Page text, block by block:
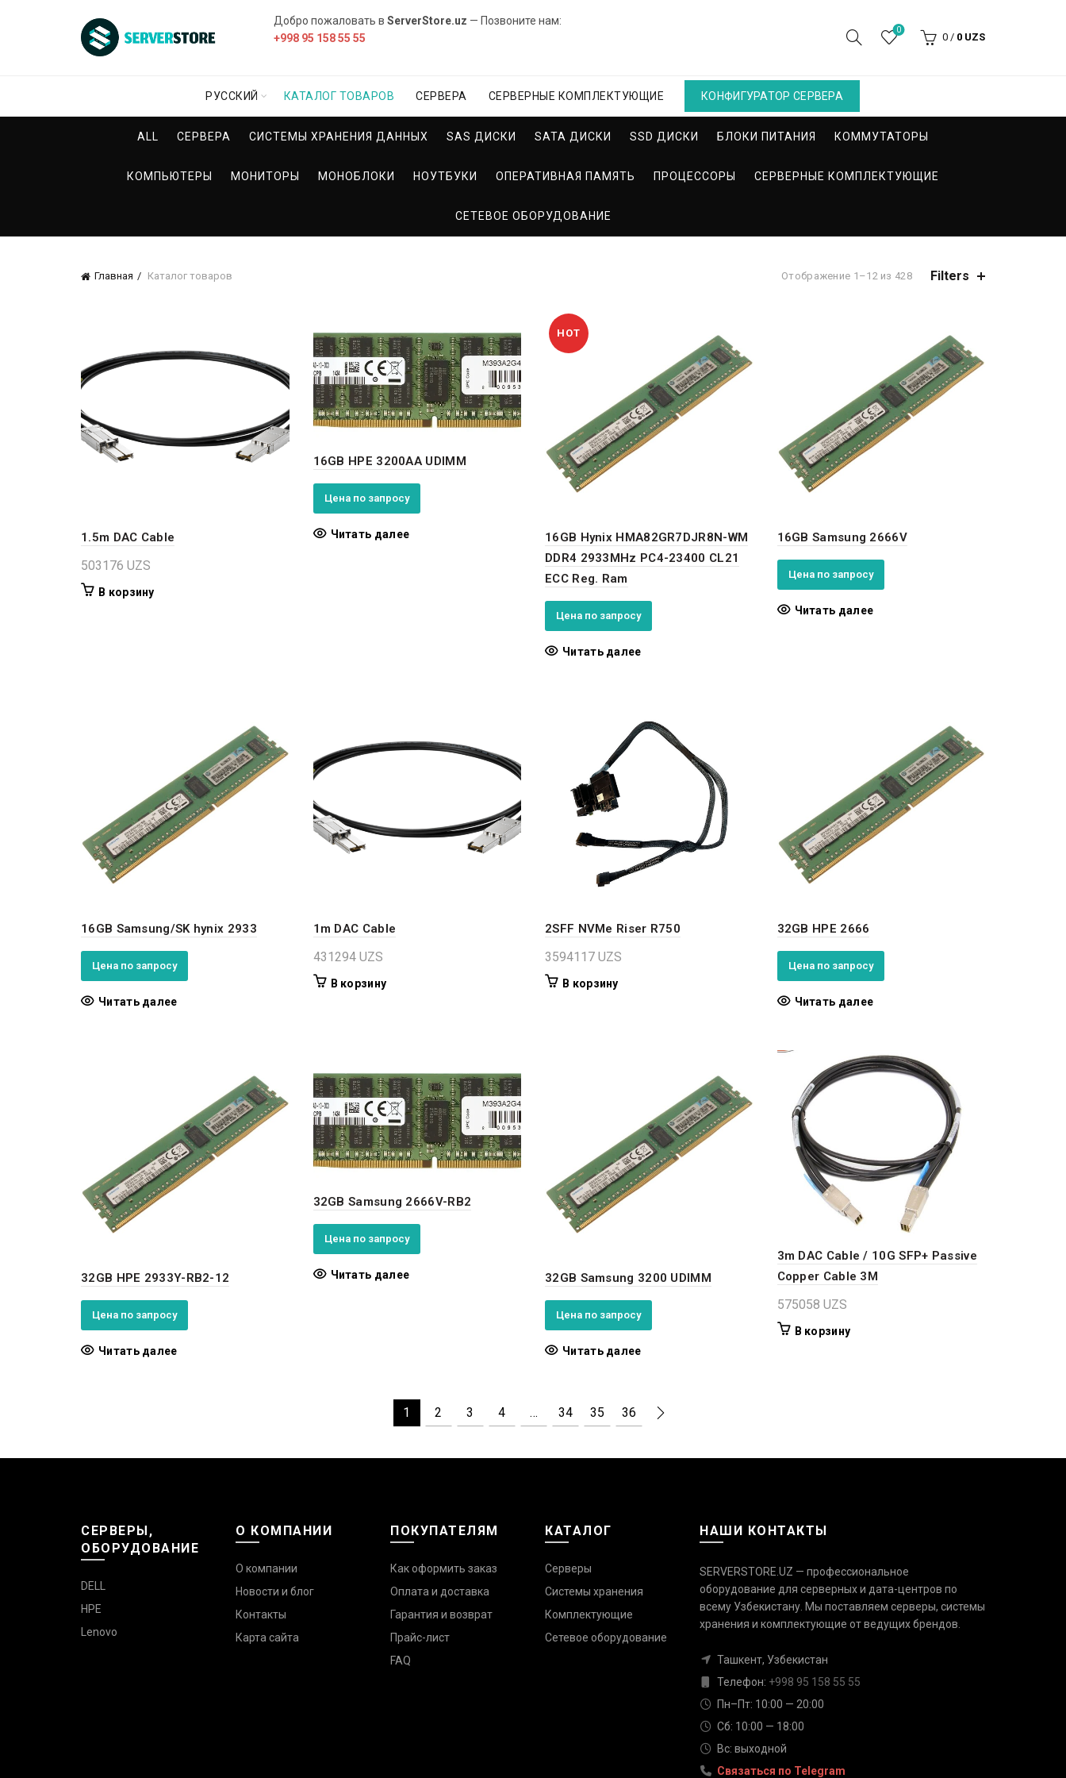
Добро пожаловать в ServerStore.uz — Позвоните нам:
+998 95 158 55 55
0
0 / 0 UZS
РУССКИЙ КАТАЛОГ ТОВАРОВ СЕРВЕРА СЕРВЕРНЫЕ КОМПЛЕКТУЮЩИЕ КОНФИГУРАТОР СЕРВЕРА
ALL СЕРВЕРА СИСТЕМЫ ХРАНЕНИЯ ДАННЫХ SAS ДИСКИ SATA ДИСКИ SSD ДИСКИ БЛОКИ ПИТАНИЯ КОММУТАТОРЫ
КОМПЬЮТЕРЫ МОНИТОРЫ МОНОБЛОКИ НОУТБУКИ ОПЕРАТИВНАЯ ПАМЯТЬ ПРОЦЕССОРЫ СЕРВЕРНЫЕ КОМПЛЕКТУЮЩИЕ
СЕТЕВОЕ ОБОРУДОВАНИЕ
Главная Каталог товаров Отображение 1–12 из 428 Filters
1.5m DAC Cable
503176 UZS
В корзину
16GB HPE 3200AA UDIMM
Цена по запросу
Читать далее
HOT
16GB Hynix HMA82GR7DJR8N-WM
DDR4 2933MHz PC4-23400 CL21
ECC Reg. Ram
Цена по запросу
Читать далее
16GB Samsung 2666V
Цена по запросу
Читать далее
16GB Samsung/SK hynix 2933
Цена по запросу
Читать далее
1m DAC Cable
431294 UZS
В корзину
2SFF NVMe Riser R750
3594117 UZS
В корзину
32GB HPE 2666
Цена по запросу
Читать далее
32GB HPE 2933Y-RB2-12
Цена по запросу
Читать далее
32GB Samsung 2666V-RB2
Цена по запросу
Читать далее 32GB Samsung 3200 UDIMM
Цена по запросу
Читать далее
3m DAC Cable / 10G SFP+ Passive
Copper Cable 3M
575058 UZS
В корзину
1 2 3 4 … 34 35 36
СЕРВЕРЫ,
ОБОРУДОВАНИЕ
DELL
HPE
Lenovo
О КОМПАНИИ
О компании
Новости и блог
Контакты
Карта сайта
ПОКУПАТЕЛЯМ
Как оформить заказ
Оплата и доставка
Гарантия и возврат
Прайс-лист
FAQ
КАТАЛОГ
Серверы
Системы хранения
Комплектующие
Сетевое оборудование
НАШИ КОНТАКТЫ
SERVERSTORE.UZ — профессиональное
оборудование для серверных и дата-центров по
всему Узбекистану. Мы поставляем серверы, системы
хранения и комплектующие от ведущих брендов.
Ташкент, Узбекистан
Телефон: +998 95 158 55 55
Пн–Пт: 10:00 — 20:00
Сб: 10:00 — 18:00
Вс: выходной
Связаться по Telegram
Связаться с нами
Ответим быстро — выберите
удобный канал